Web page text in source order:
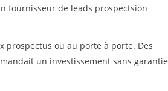
fournisseur de leads prospectsion
ou au porte à porte. Des
un investissement sans garantie